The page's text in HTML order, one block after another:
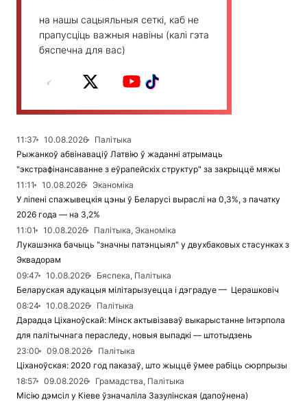
на нашы сацыяльныя сеткі, каб не
прапусціць важныя навіны (калі гэта
бяспечна для вас)
11:37 10.08.2026
Палітыка
Рыжанкоў абвінаваціў Латвію ў жаданні атрымаць
"экстрафінансаванне з еўрапейскіх структур" за закрыццё мяжы
11:11
10.08.2026
Эканоміка
У ліпені спажывецкія цэны ў Беларусі выраслі на 0,3%, з пачатку
2026 года — на 3,2%
11:01
10.08.2026
Палітыка, Эканоміка
Лукашэнка бачыць "значны патэнцыял" у двухбаковых стасунках з
Эквадорам
09:47
10.08.2026
Бяспека, Палітыка
Беларуская адукацыя мілітарызуецца і дэградуе — Церашковіч
08:24
10.08.2026
Палітыка
Дарадца Ціханоўскай: Мінск актывізаваў выкарыстанне Інтэрпола
для палітычнага пераследу, новыя выпадкі — штотыдзень
23:00
09.08.2026
Палітыка
Ціханоўская: 2020 год паказаў, што жыццё ўмее рабіць сюрпрызы
18:57
09.08.2026
Грамадства, Палітыка
Місію дэмсіл у Кіеве ўзначаліла Зазулінская (дапоўнена)